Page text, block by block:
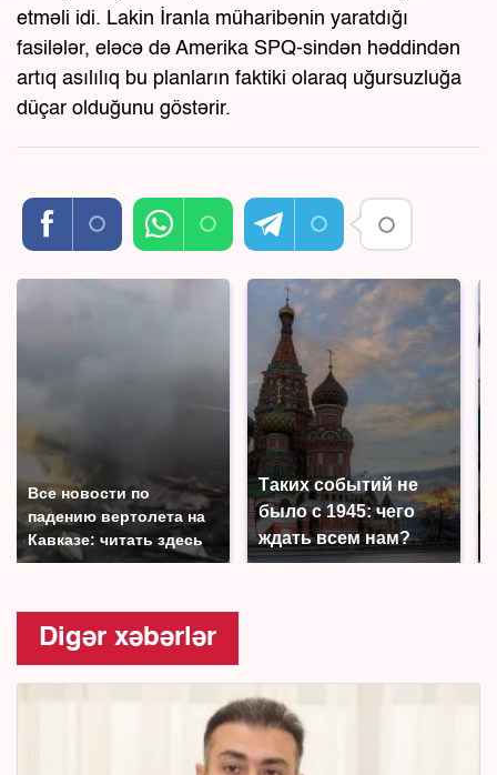
etməli idi. Lakin İranla müharibənin yaratdığı
fasilələr, eləcə də Amerika SPQ-sindən həddindən
artıq asılılıq bu planların faktiki olaraq uğursuzluğa
düçar olduğunu göstərir.
Все новости по
падению вертолета на
Кавказе: читать здесь
Таких событий не
было с 1945: чего
ждать всем нам?
Digər xəbərlər